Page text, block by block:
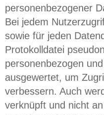
personenbezogener
Bei jedem
sowie für jeden
Protokolldatei
personenbezogen
ausgewertet, um
verbessern. Auch
verknüpft und nicht